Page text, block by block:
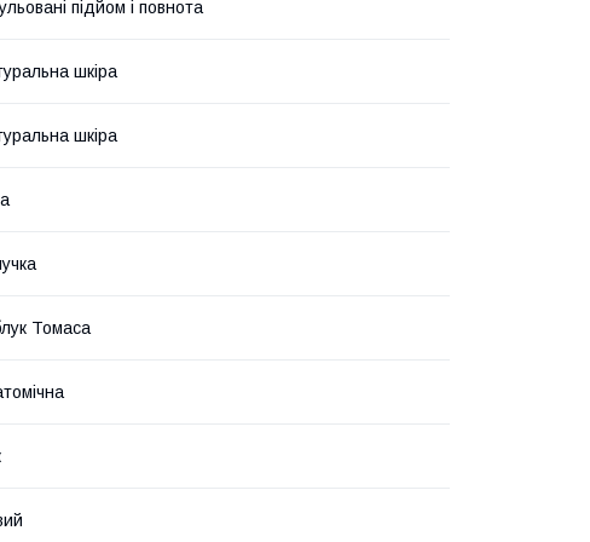
підйом і повнота
шкіра
шкіра
Томаса